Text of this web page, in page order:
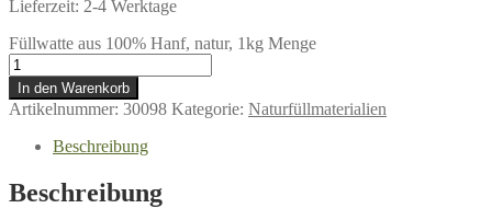
Lieferzeit: 2-4 Werktage
Füllwatte aus 100% Hanf, natur, 1kg Menge
In den Warenkorb
Artikelnummer: 30098 Kategorie: Naturfüllmaterialien
Beschreibung
Beschreibung